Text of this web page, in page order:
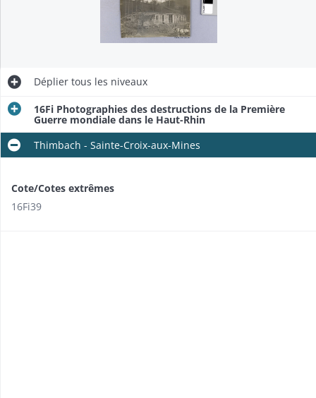
Déplier tous les niveaux
16Fi Photographies des destructions de la Première
Guerre mondiale dans le Haut-Rhin
Thimbach - Sainte-Croix-aux-Mines
Cote/Cotes extrêmes
16Fi39